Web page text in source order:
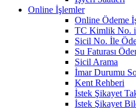
Online İşlemler
Online Ödeme
TC Kimlik No.
Sicil No. İle
Su Faturası
Sicil Arama
İmar Durumu
Kent Rehberi
İstek Şikayet
İstek Şikayet